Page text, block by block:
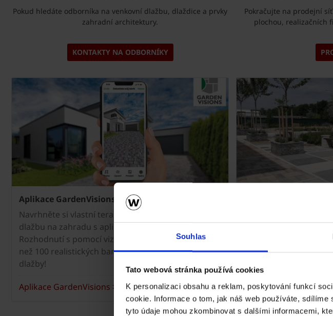
Souhlas
Tato webová stránka používá cookies
K personalizaci obsahu a reklam, poskytování funkcí
cookie. Informace o tom, jak náš web používáte,
tyto údaje mohou zkombinovat s dalšími informacemi,
Pokud hledáte odborníka na venkovní dlažbu, dlaždice a prvky
zahradní architektury.
KONTAKTY NA ODBORNÍKY
Pokračujte na prodejní
plochou, realizačních
Aplikace GardenVisions
Navrhněte si vlastní terasu, příjezdovou cestu nebo
dlažbu na zahradu s aplikací GardenVisions!
Rozhodnutí s pomocí vizualizace nebylo snazší. Více
než 100 realistických barev, formátů a povrchů
dlažby!
Aplikace GardenVisions >
ukážeme, jak bude
reálu. Budete si ji
Vzorová zahrada